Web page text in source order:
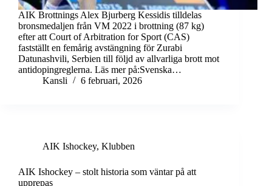
AIK Brottnings Alex Bjurberg Kessidis tilldelas
bronsmedaljen från VM 2022 i brottning (87 kg)
efter att Court of Arbitration for Sport (CAS)
fastställt en femårig avstängning för Zurabi
Datunashvili, Serbien till följd av allvarliga brott mot
antidopingreglerna. Läs mer på:Svenska…
Kansli
6 februari, 2026
AIK Ishockey, Klubben
AIK Ishockey – stolt historia som väntar på att
upprepas